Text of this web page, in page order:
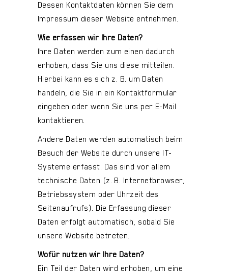
Dessen Kontaktdaten können Sie dem
Impressum dieser Website entnehmen.
Wie erfassen wir Ihre Daten?
Ihre Daten werden zum einen dadurch
erhoben, dass Sie uns diese mitteilen.
Hierbei kann es sich z. B. um Daten
handeln, die Sie in ein Kontaktformular
eingeben oder wenn Sie uns per E-Mail
kontaktieren.
Andere Daten werden automatisch beim
Besuch der Website durch unsere IT-
Systeme erfasst. Das sind vor allem
technische Daten (z. B. Internetbrowser,
Betriebssystem oder Uhrzeit des
Seitenaufrufs). Die Erfassung dieser
Daten erfolgt automatisch, sobald Sie
unsere Website betreten.
Wofür nutzen wir Ihre Daten?
Ein Teil der Daten wird erhoben, um eine